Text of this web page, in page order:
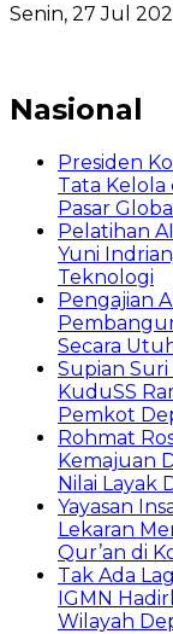
Senin, 27 Jul
Nasional
Presiden
Tata
Pasar Global
Pelatihan
Yuni
Teknologi
Pengajian
Secara
Supian Suri
KuduSS
Pemkot
Rohmat
Kemajuan
Nilai Layak
Yayasan
Lekaran
Qur’an di
Tak Ada
IGMN
Wilayah